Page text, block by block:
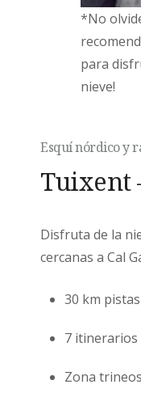
*No
para
nieve!
Esquí nórdico y
Tuixent
Disfruta de la
cercanas a Cal
30 km
7 itinerarios
Zona trineos